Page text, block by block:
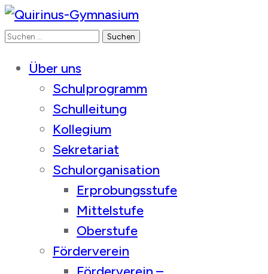
Quirinus-Gymnasium
Suchen
Über uns
Schulprogramm
Schulleitung
Kollegium
Sekretariat
Schulorganisation
Erprobungsstufe
Mittelstufe
Oberstufe
Förderverein